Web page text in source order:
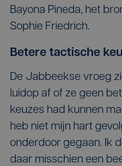
Bayona Pineda, het
Sophie Friedrich.
Betere tactische
De Jabbeekse vroeg
luidop af of ze geen
keuzes had kunnen
heb niet mijn hart
onderdoor gegaan. Ik
daar misschien een